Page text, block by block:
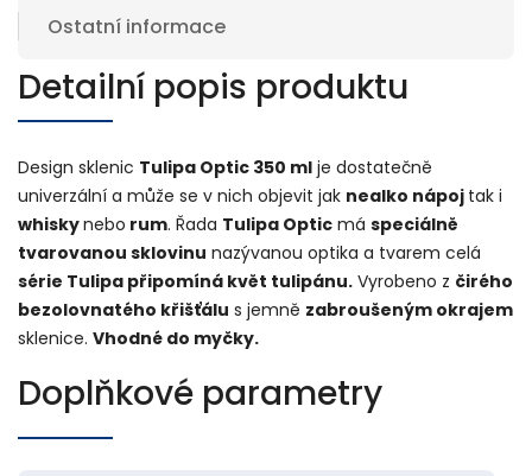
Ostatní informace
Detailní popis produktu
Design sklenic Tulipa Optic 350 ml je dostatečně
univerzální a může se v nich objevit jak nealko nápoj tak i
whiskynebo rum. Řada Tulipa Optic má speciálně
tvarovanou sklovinu nazývanou optika a tvarem celá
série Tulipa připomíná květ tulipánu. Vyrobeno z čirého
bezolovnatého křišťálu s jemně zabroušeným okrajem
sklenice. Vhodné do myčky.
Doplňkové parametry